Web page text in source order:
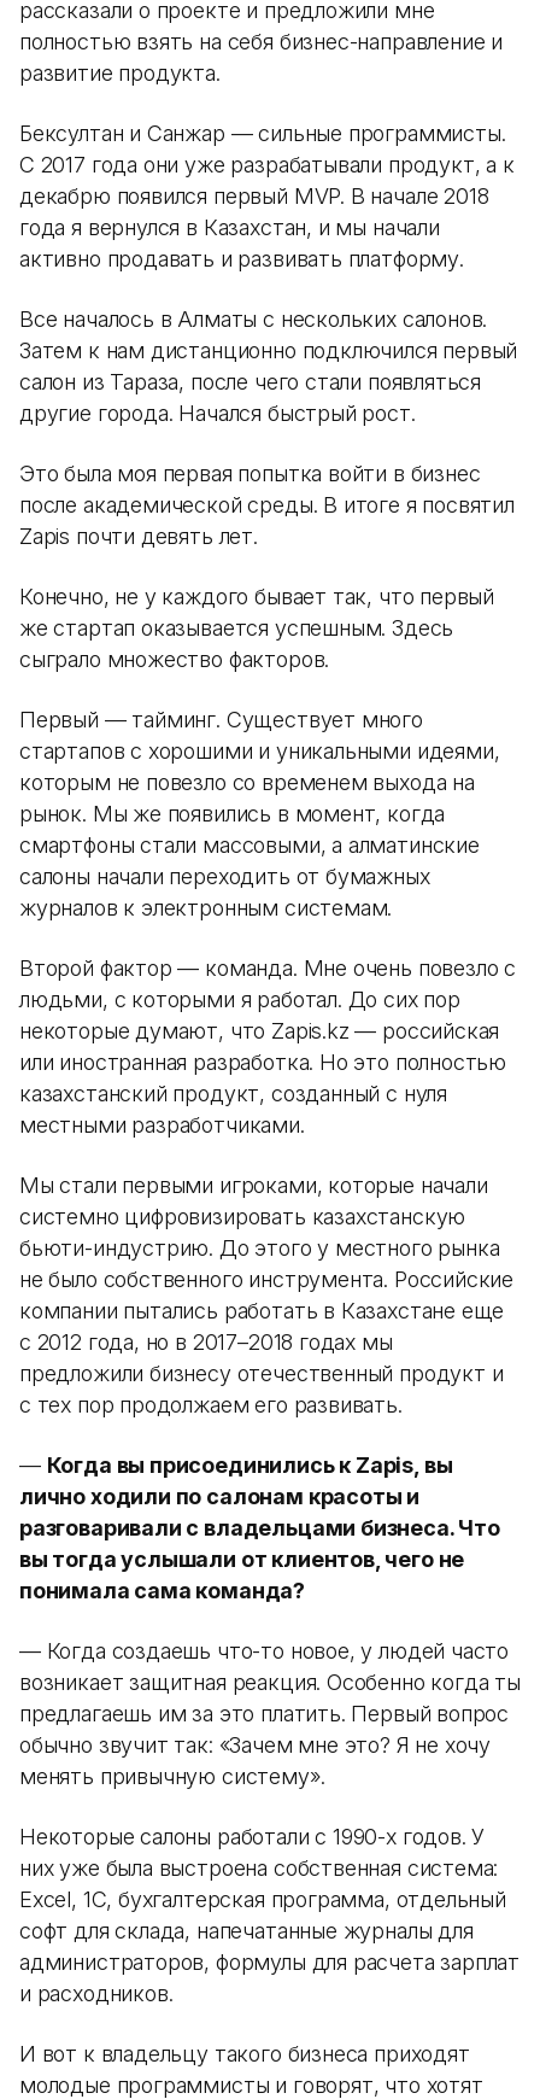
рассказали о проекте и предложили мне
полностью взять на себя бизнес-направление и
развитие продукта.
Бексултан и Санжар — сильные программисты.
С 2017 года они уже разрабатывали продукт, а к
декабрю появился первый MVP. В начале 2018
года я вернулся в Казахстан, и мы начали
активно продавать и развивать платформу.
Все началось в Алматы с нескольких салонов.
Затем к нам дистанционно подключился первый
салон из Тараза, после чего стали появляться
другие города. Начался быстрый рост.
Это была моя первая попытка войти в бизнес
после академической среды. В итоге я посвятил
Zapis почти девять лет.
Конечно, не у каждого бывает так, что первый
же стартап оказывается успешным. Здесь
сыграло множество факторов.
Первый — тайминг. Существует много
стартапов с хорошими и уникальными идеями,
которым не повезло со временем выхода на
рынок. Мы же появились в момент, когда
смартфоны стали массовыми, а алматинские
салоны начали переходить от бумажных
журналов к электронным системам.
Второй фактор — команда. Мне очень повезло с
людьми, с которыми я работал. До сих пор
некоторые думают, что Zapis.kz — российская
или иностранная разработка. Но это полностью
казахстанский продукт, созданный с нуля
местными разработчиками.
Мы стали первыми игроками, которые начали
системно цифровизировать казахстанскую
бьюти-индустрию. До этого у местного рынка
не было собственного инструмента. Российские
компании пытались работать в Казахстане еще
с 2012 года, но в 2017–2018 годах мы
предложили бизнесу отечественный продукт и
с тех пор продолжаем его развивать.
— Когда вы присоединились к Zapis, вы
лично ходили по салонам красоты и
разговаривали с владельцами бизнеса. Что
вы тогда услышали от клиентов, чего не
понимала сама команда?
— Когда создаешь что-то новое, у людей часто
возникает защитная реакция. Особенно когда ты
предлагаешь им за это платить. Первый вопрос
обычно звучит так: «Зачем мне это? Я не хочу
менять привычную систему».
Некоторые салоны работали с 1990-х годов. У
них уже была выстроена собственная система:
Excel, 1С, бухгалтерская программа, отдельный
софт для склада, напечатанные журналы для
администраторов, формулы для расчета зарплат
и расходников.
И вот к владельцу такого бизнеса приходят
молодые программисты и говорят, что хотят